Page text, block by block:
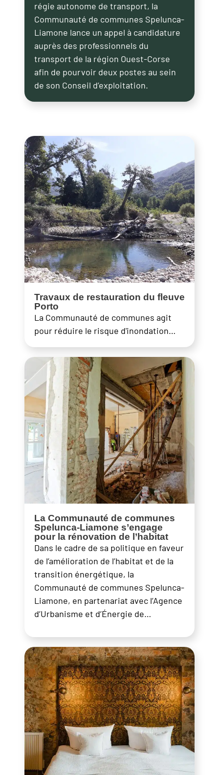
Travaux de restauration du fleuve
Porto
La Communauté de communes agit
pour réduire le risque d'inondation…
La Communauté de communes
Spelunca-Liamone s’engage
pour la rénovation de l’habitat
Dans le cadre de sa politique en faveur
de l’amélioration de l’habitat et de la
transition énergétique, la
Communauté de communes Spelunca-
Liamone, en partenariat avec l’Agence
d’Urbanisme et d’Énergie de…
régie autonome de transport, la
Communauté de communes Spelunca-
Liamone lance un appel à candidature
auprès des professionnels du
transport de la région Ouest-Corse
afin de pourvoir deux postes au sein
de son Conseil d’exploitation.